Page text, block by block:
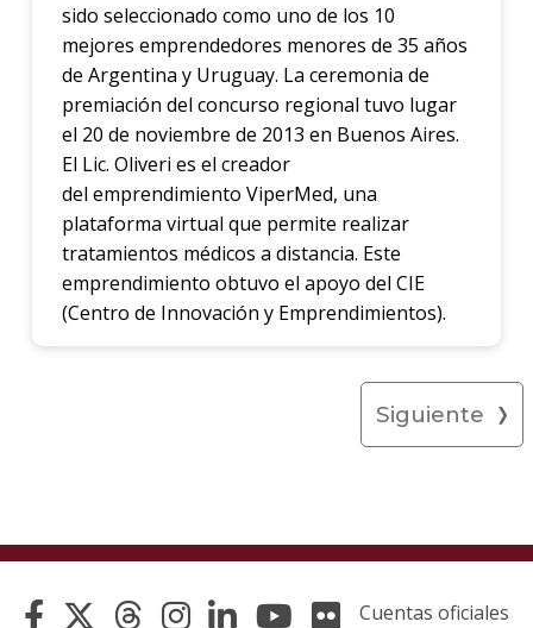
sido seleccionado como uno de los 10
mejores emprendedores menores de 35 años
de Argentina y Uruguay. La ceremonia de
premiación del concurso regional tuvo lugar
el 20 de noviembre de 2013 en Buenos Aires.
El Lic. Oliveri es el creador
del emprendimiento ViperMed, una
plataforma virtual que permite realizar
tratamientos médicos a distancia. Este
emprendimiento obtuvo el apoyo del CIE
(Centro de Innovación y Emprendimientos).
Siguiente
Cuentas oficiales